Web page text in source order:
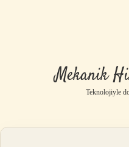
Mekanik
Teknolojiyle